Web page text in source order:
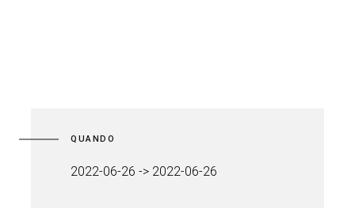
QUANDO
2022-06-26 -> 2022-06-26